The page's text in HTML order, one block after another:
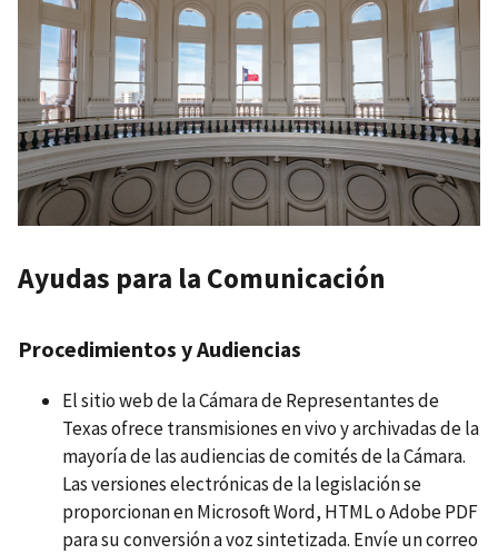
Ayudas para la Comunicación
Procedimientos y Audiencias
El sitio web de la Cámara de Representantes de
Texas ofrece transmisiones en vivo y archivadas de la
mayoría de las audiencias de comités de la Cámara.
Las versiones electrónicas de la legislación se
proporcionan en Microsoft Word, HTML o Adobe PDF
para su conversión a voz sintetizada. Envíe un correo